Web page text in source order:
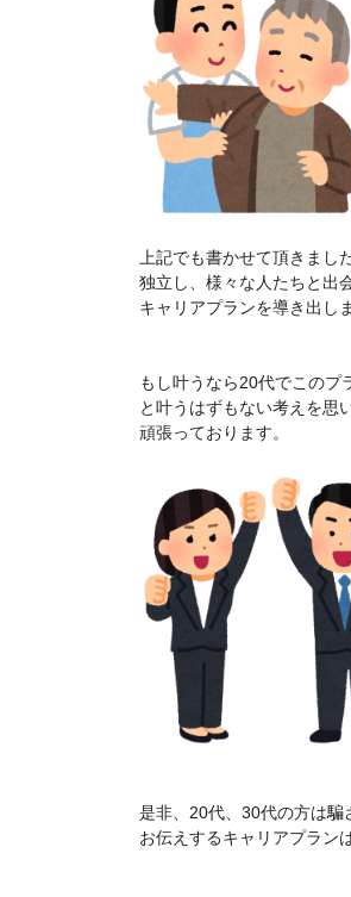
上記でも書かせて頂きまし
独立し、様々な人たちと出
キャリアプランを導き出し
もし叶うなら20代でこのプ
と叶うはずもない考えを思
頑張っております。
是非、20代、30代の方は騙
お伝えするキャリアプラン